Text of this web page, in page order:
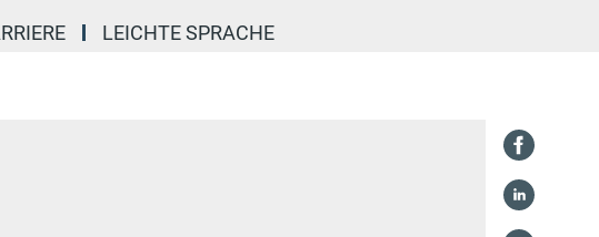
LEICHTE SPRACHE